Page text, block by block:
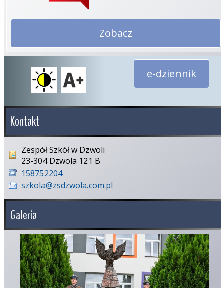
Zobacz
e-dziennik
Kontakt
Zespół Szkół w Dzwoli
23-304 Dzwola 121 B
158752204
szkola@zsdzwola.com.pl
Galeria